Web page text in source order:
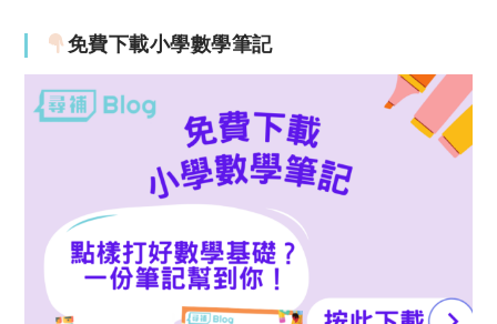
免費下載小學數學筆記